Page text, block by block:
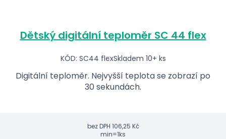
Dětský digitální teploměr SC 44 flex
KÓD: SC44 flexSkladem 10+ ks
Digitální teploměr. Nejvyšší teplota se zobrazí po
30 sekundách.
bez DPH 106,25 Kč
min=1ks